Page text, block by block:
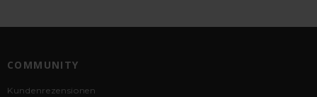
COMMUNITY
Kundenrezensionen